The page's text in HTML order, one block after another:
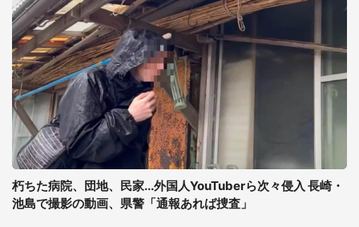
朽ちた病院、団地、民家...外国人YouTuberら次々侵入 長崎・
池島で撮影の動画、県警「通報あれば捜査」